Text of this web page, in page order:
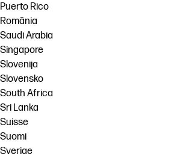
Puerto Rico
România
Saudi Arabia
Singapore
Slovenija
Slovensko
South Africa
Sri Lanka
Suisse
Suomi
Sverige